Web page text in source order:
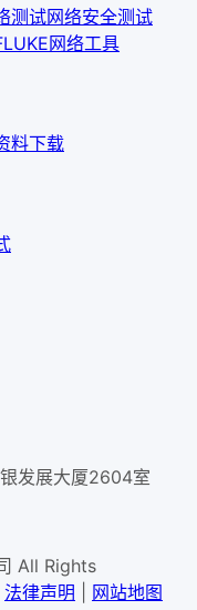
测试网络安全测试
网络工具
料下载
发展大厦2604室
All Rights
法律声明
网站地图